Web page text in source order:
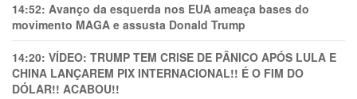
14:52: Avanço da esquerda nos EUA ameaça bases do
movimento MAGA e assusta Donald Trump
14:20: VÍDEO: TRUMP TEM CRlSE DE PÂNlCO APÓS LULA E
CHINA LANÇAREM PIX INTERNACIONAL!! É O FIM DO
DÓLAR!! ACABOU!!